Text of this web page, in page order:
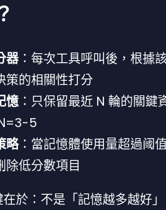
器 ：每次工具呼叫後，根據
策的相關性打分
憶 ：只保留最近 N 輪的關鍵
5
略：當記憶體使用量超過阈
除低分數項目
於：不是「記憶越多越好